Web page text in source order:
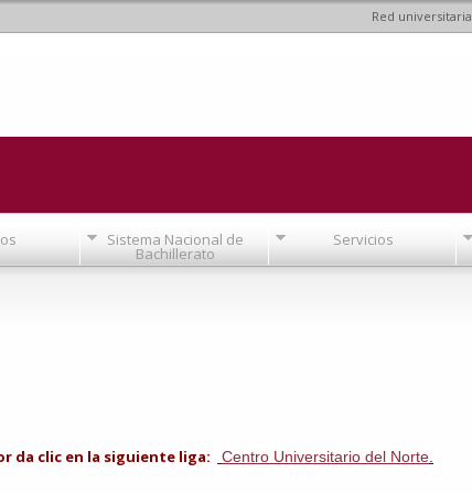
Red universitaria
Sistema Nacional de
Bachillerato
Servicios
da clic en la siguiente liga: Centro Universitario del Norte